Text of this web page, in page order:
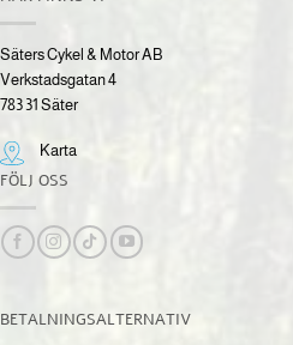
Säters Cykel & Motor AB
Verkstadsgatan 4
783 31 Säter
Karta
FÖLJ OSS
BETALNINGSALTERNATIV